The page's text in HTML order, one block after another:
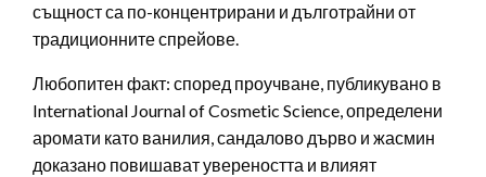
същност са по-концентрирани и дълготрайни от
традиционните спрейове.
Любопитен факт: според проучване, публикувано в
International Journal of Cosmetic Science, определени
аромати като ванилия, сандалово дърво и жасмин
доказано повишават увереността и влияят